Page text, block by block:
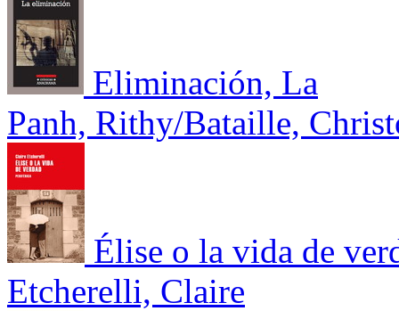
Eliminación, La
Panh, Rithy/Bataille,
Élise o la vida de
Etcherelli, Claire